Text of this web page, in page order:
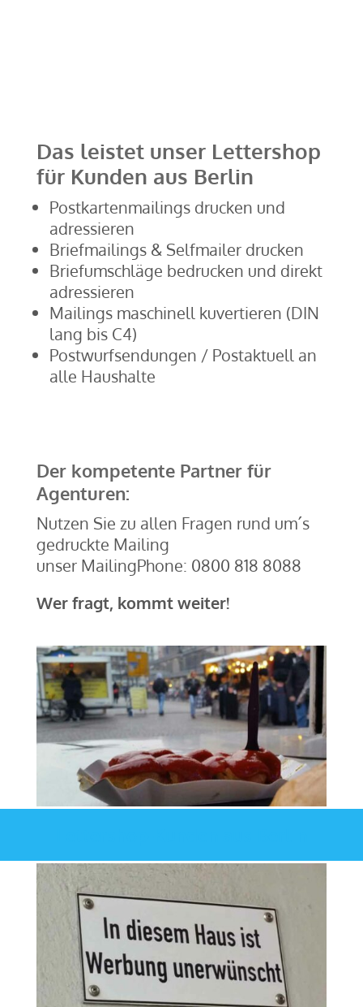
Das leistet unser Lettershop
für Kunden aus Berlin
Postkartenmailings drucken und
adressieren
Briefmailings & Selfmailer drucken
Briefumschläge bedrucken und direkt
adressieren
Mailings maschinell kuvertieren (DIN
lang bis C4)
Postwurfsendungen / Postaktuell an
alle Haushalte
Der kompetente Partner für
Agenturen:
Nutzen Sie zu allen Fragen rund um´s
gedruckte Mailing
unser MailingPhone: 0800 818 8088
Wer fragt, kommt weiter!